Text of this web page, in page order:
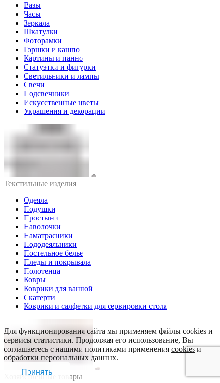
Вазы
Часы
Зеркала
Шкатулки
Фоторамки
Горшки и кашпо
Картины и панно
Статуэтки и фигурки
Светильники и лампы
Свечи
Подсвечники
Искусственные цветы
Украшения и декорации
Текстильные изделия
Одеяла
Подушки
Простыни
Наволочки
Наматрасники
Пододеяльники
Постельное белье
Пледы и покрывала
Полотенца
Ковры
Коврики для ванной
Скатерти
Коврики и салфетки для сервировки стола
Хозяйственные товары
Для функционирования сайта мы применяем файлы cookies и
сервисы статистики. Продолжая его использование, Вы
соглашаетесь с нашими политиками применения cookiesи
обработки персональных данных.
Принять